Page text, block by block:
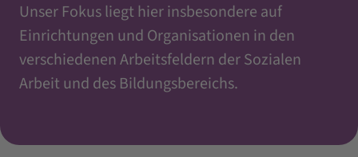
Unser Fokus liegt hier insbesondere auf
Einrichtungen und Organisationen in den
verschiedenen Arbeitsfeldern der Sozialen
Arbeit und des Bildungsbereichs.